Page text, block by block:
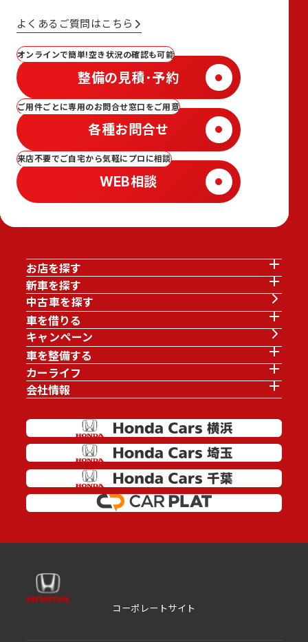
よくあるご質問はこちら
オンラインで簡単!空き状況の確認も可能
整備の見積･予約
ご用件ごとに専用のお問合せ窓口をご用意
各種お問合せ
来店不要でご自宅から気軽にプロに相談
WEB相談
お店を探す
新車を探す
中古車を探す
車を借りる
キャンペーン
車を整備する
カーライフ
会社情報
コーポレートサイト